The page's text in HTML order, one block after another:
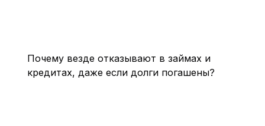
Почему везде отказывают в займах и
кредитах, даже если долги погашены?